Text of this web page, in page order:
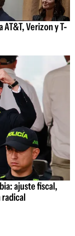
AT&T, Verizon y T-
ajuste fiscal,